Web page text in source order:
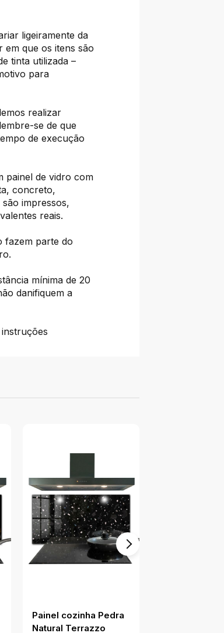
ligeiramente da
em que os itens são
tinta utilizada –
para
realizar
se de que
de execução
painel de vidro com
concreto,
impressos,
reais.
fazem parte do
mínima de 20
danifiquem a
Painel cozinha Pedra
Natural Terrazzo